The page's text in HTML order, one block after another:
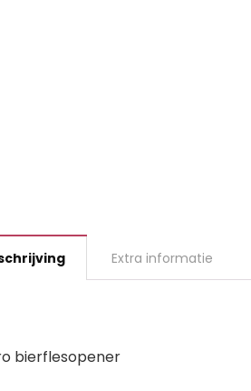
Extra informatie
bierflesopener